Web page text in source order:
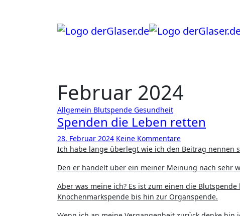
Februar 2024
Allgemein Blutspende Gesundheit
Spenden die Leben retten
28. Februar 2024 Keine Kommentare
Ich habe lange überlegt wie ich den Beitrag nennen
Den er handelt über ein meiner Meinung nach sehr
Aber was meine ich? Es ist zum einen die
Knochenmarkspende bis hin zur Organspende.